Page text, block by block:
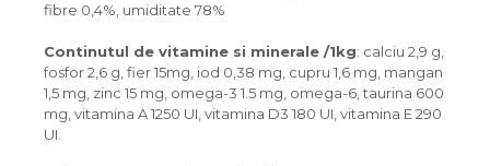
fibre 0,4%, umiditate 78%
Continutul de vitamine si minerale /1kg: calciu 2,9 g,
fosfor 2,6 g, fier 15mg, iod 0,38 mg, cupru 1,6 mg, mangan
1,5 mg, zinc 15 mg, omega-3 1.5 mg, omega-6, taurina 600
mg, vitamina A 1250 UI, vitamina D3 180 UI, vitamina E 290
UI.